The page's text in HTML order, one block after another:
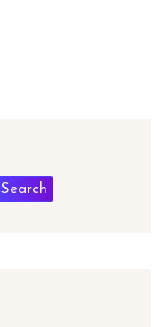
Search